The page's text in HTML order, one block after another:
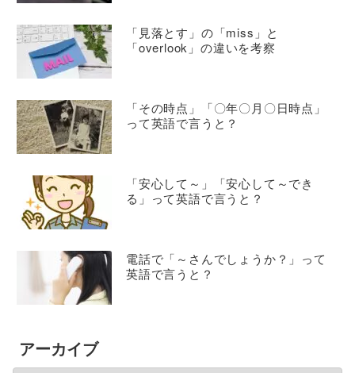
「見落とす」の「miss」と
「overlook」の違いを考察
「その時点」「〇年〇月〇日時点」
って英語で言うと？
「安心して～」「安心して～でき
る」って英語で言うと？
電話で「～さんでしょうか？」って
英語で言うと？
アーカイブ